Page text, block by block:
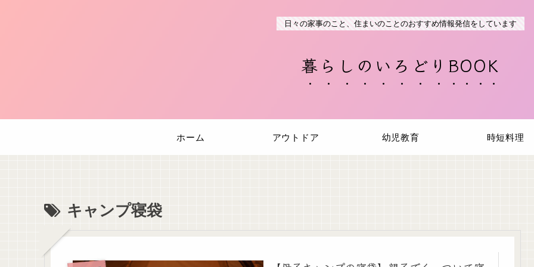
日々の家事のこと、住まいのことのおすすめ情報発信をしています
暮らしのいろどりBOOK
ホーム アウトドア 幼児教育 時短料理
キャンプ寝袋